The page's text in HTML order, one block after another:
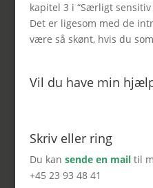
kapitel 3 i “Særligt
Det er ligesom med de
være så skønt, hvis du
Vil du have min
Skriv eller ring
Du kan sende en mail til
+45 23 93 48 41